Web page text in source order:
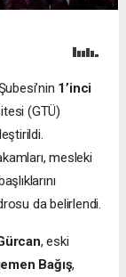
1’inci
(GTÜ)
mesleki
da belirlendi.
, eski
Bağış,